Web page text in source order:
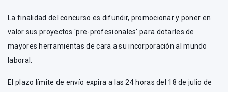
La finalidad del concurso es difundir, promocionar y poner en
valor sus proyectos 'pre-profesionales' para dotarles de
mayores herramientas de cara a su incorporación al mundo
laboral.
El plazo límite de envío expira a las 24 horas del 18 de julio de